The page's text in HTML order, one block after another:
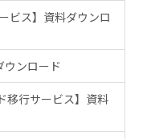
ビス】資料ダウンロ
ウンロード
移行サービス】資料